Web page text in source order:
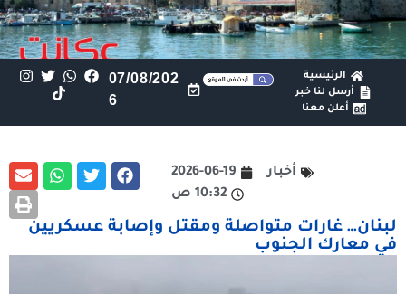
الرئيسية
أرسل لنا خبر
أعلن معنا
07/08/202
6
أخبار
2026-06-19
10:32 ص
لبنان… غارات متواصلة ومقتل وإصابة عسكريين
في معارك الجنوب